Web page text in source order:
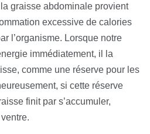
graisse abdominale provient
excessive de calories
l’organisme. Lorsque notre
immédiatement, il la
comme une réserve pour les
si cette réserve
finit par s’accumuler,